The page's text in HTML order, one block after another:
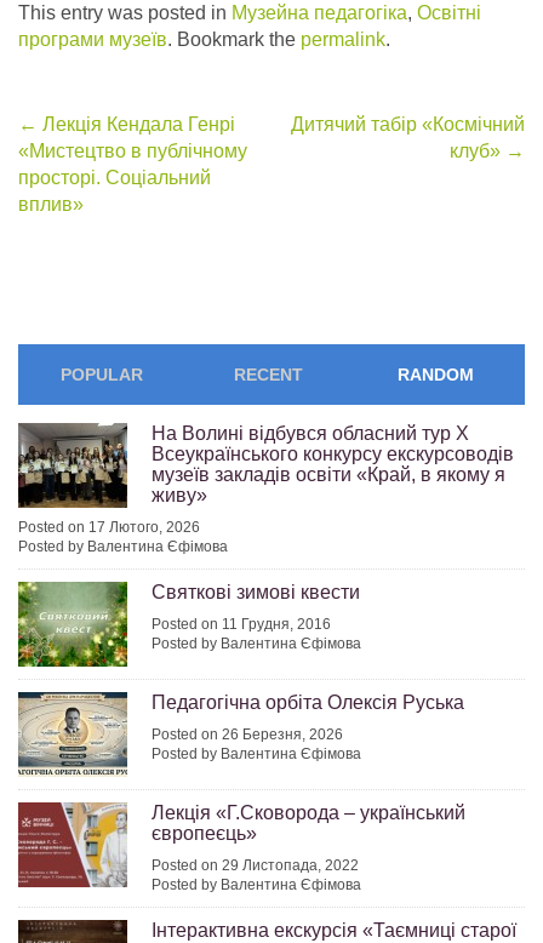
This entry was posted in Музейна педагогіка, Освітні
програми музеїв. Bookmark the permalink.
Post
navigation
← Лекція Кендала Генрі
«Мистецтво в публічному
просторі. Соціальний
вплив»
Дитячий табір «Космічний
клуб» →
POPULAR RECENT RANDOM
На Волині відбувся обласний тур Х
Всеукраїнського конкурсу екскурсоводів
музеїв закладів освіти «Край, в якому я
живу»
Posted on 17 Лютого, 2026
Posted by Валентина Єфімова
Святкові зимові квести
Posted on 11 Грудня, 2016
Posted by Валентина Єфімова
Педагогічна орбіта Олексія Руська
Posted on 26 Березня, 2026
Posted by Валентина Єфімова
Лекція «Г.Сковорода – український
європеєць»
Posted on 29 Листопада, 2022
Posted by Валентина Єфімова
Інтерактивна екскурсія «Таємниці старої